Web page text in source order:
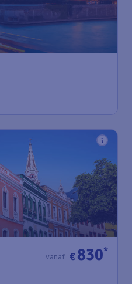
€830*
vanaf